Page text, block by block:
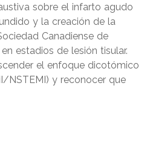
sobre el infarto agudo
y la creación de la
Canadiense de
estadios de lesión tisular.
el enfoque dicotómico
NSTEMI) y reconocer que